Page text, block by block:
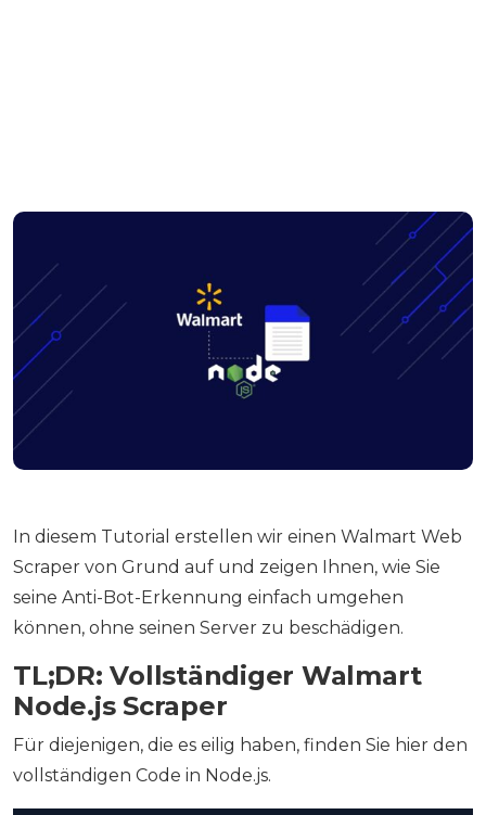
In diesem Tutorial erstellen wir einen Walmart Web
Scraper von Grund auf und zeigen Ihnen, wie Sie
seine Anti-Bot-Erkennung einfach umgehen
können, ohne seinen Server zu beschädigen.
TL;DR: Vollständiger Walmart
Node.js Scraper
Für diejenigen, die es eilig haben, finden Sie hier den
vollständigen Code in Node.js.